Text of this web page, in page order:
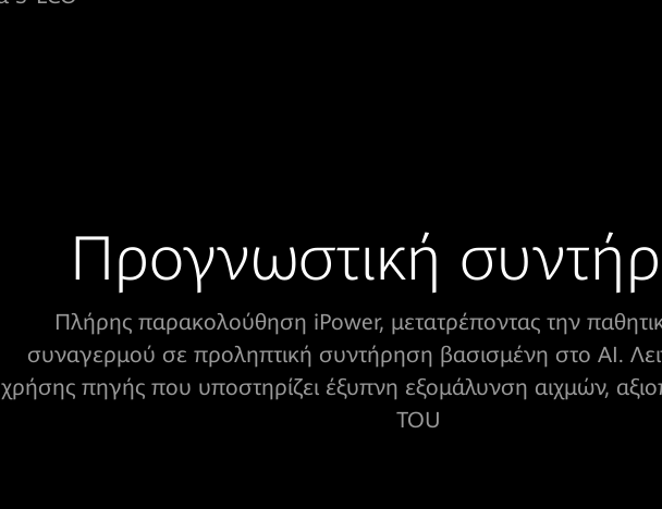
Προγνωστική
Πλήρης παρακολούθηση iPower, μετατρέποντας την
συναγερμού σε προληπτική συντήρηση βασισμένη στο AI.
χρήσης πηγής που υποστηρίζει έξυπνη εξομάλυνση αιχμών,
TOU